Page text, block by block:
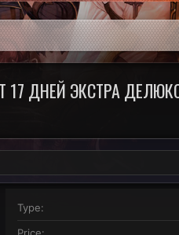
ДНЕЙ ЭКСТРА
Type
Price